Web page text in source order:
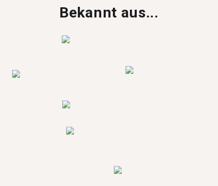
Bekannt aus...